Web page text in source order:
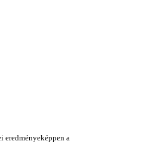
eredményeképpen a